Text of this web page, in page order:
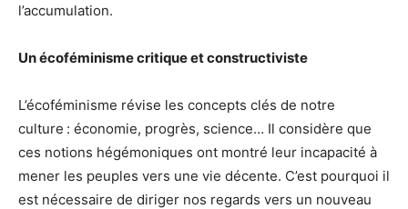
l’accumulation.
Un écoféminisme critique et constructiviste
L’écoféminisme révise les concepts clés de notre
culture : économie, progrès, science… Il considère que
ces notions hégémoniques ont montré leur incapacité à
mener les peuples vers une vie décente. C’est pourquoi il
est nécessaire de diriger nos regards vers un nouveau